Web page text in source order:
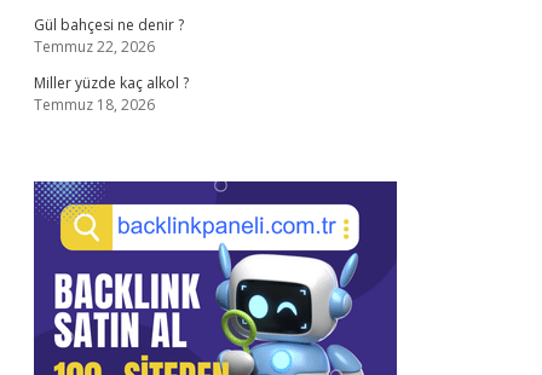
Gül bahçesi ne denir ?
Temmuz 22, 2026
Miller yüzde kaç alkol ?
Temmuz 18, 2026